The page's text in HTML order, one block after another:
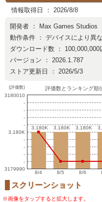
情報取得日 ： 2026/8/8
開発者 ：
Max Games Studios
動作条件 ： デバイスにより異
ダウンロード数 ： 100,000,000
バージョン ： 2026.1.787
ストア更新日 ： 2026/5/3
(評価数)
3180010
-
-
-
-
3,180K
-
-
-
-
3179990
評価数とランキング順
3,180K
3,180K 3,180K
3,180K 3,180K
3,180K
8/4 8/5 8/6
スクリーンショット
※画像をタップすると拡大します。